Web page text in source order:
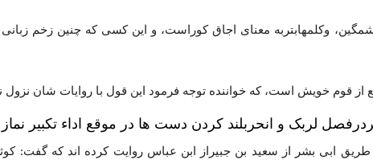
وکلمهابتربه معنای اجاق کوراست، و این کسی که چنین زخم
از قوم خویش است، که خواننده توجه فرمود این قول با روایات شان
لربک و انحربلند کردن دست ها در موقع اداء تکبیر
طریق ابی بشر از سعید بن جبیراز ابن عباس روایت کرده اند که گفت: